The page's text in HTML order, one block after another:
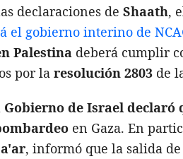
declaraciones de Shaath,
el gobierno interino de
Palestina deberá cumplir
por la resolución 2803 de
Gobierno de Israel declaró
en Gaza. En
, informó que la salida